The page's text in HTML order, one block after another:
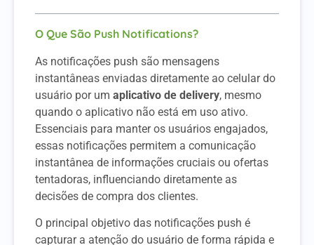
O Que São Push Notifications?
As notificações push são mensagens
instantâneas enviadas diretamente ao celular do
usuário por um aplicativo de delivery, mesmo
quando o aplicativo não está em uso ativo.
Essenciais para manter os usuários engajados,
essas notificações permitem a comunicação
instantânea de informações cruciais ou ofertas
tentadoras, influenciando diretamente as
decisões de compra dos clientes.
O principal objetivo das notificações push é
capturar a atenção do usuário de forma rápida e